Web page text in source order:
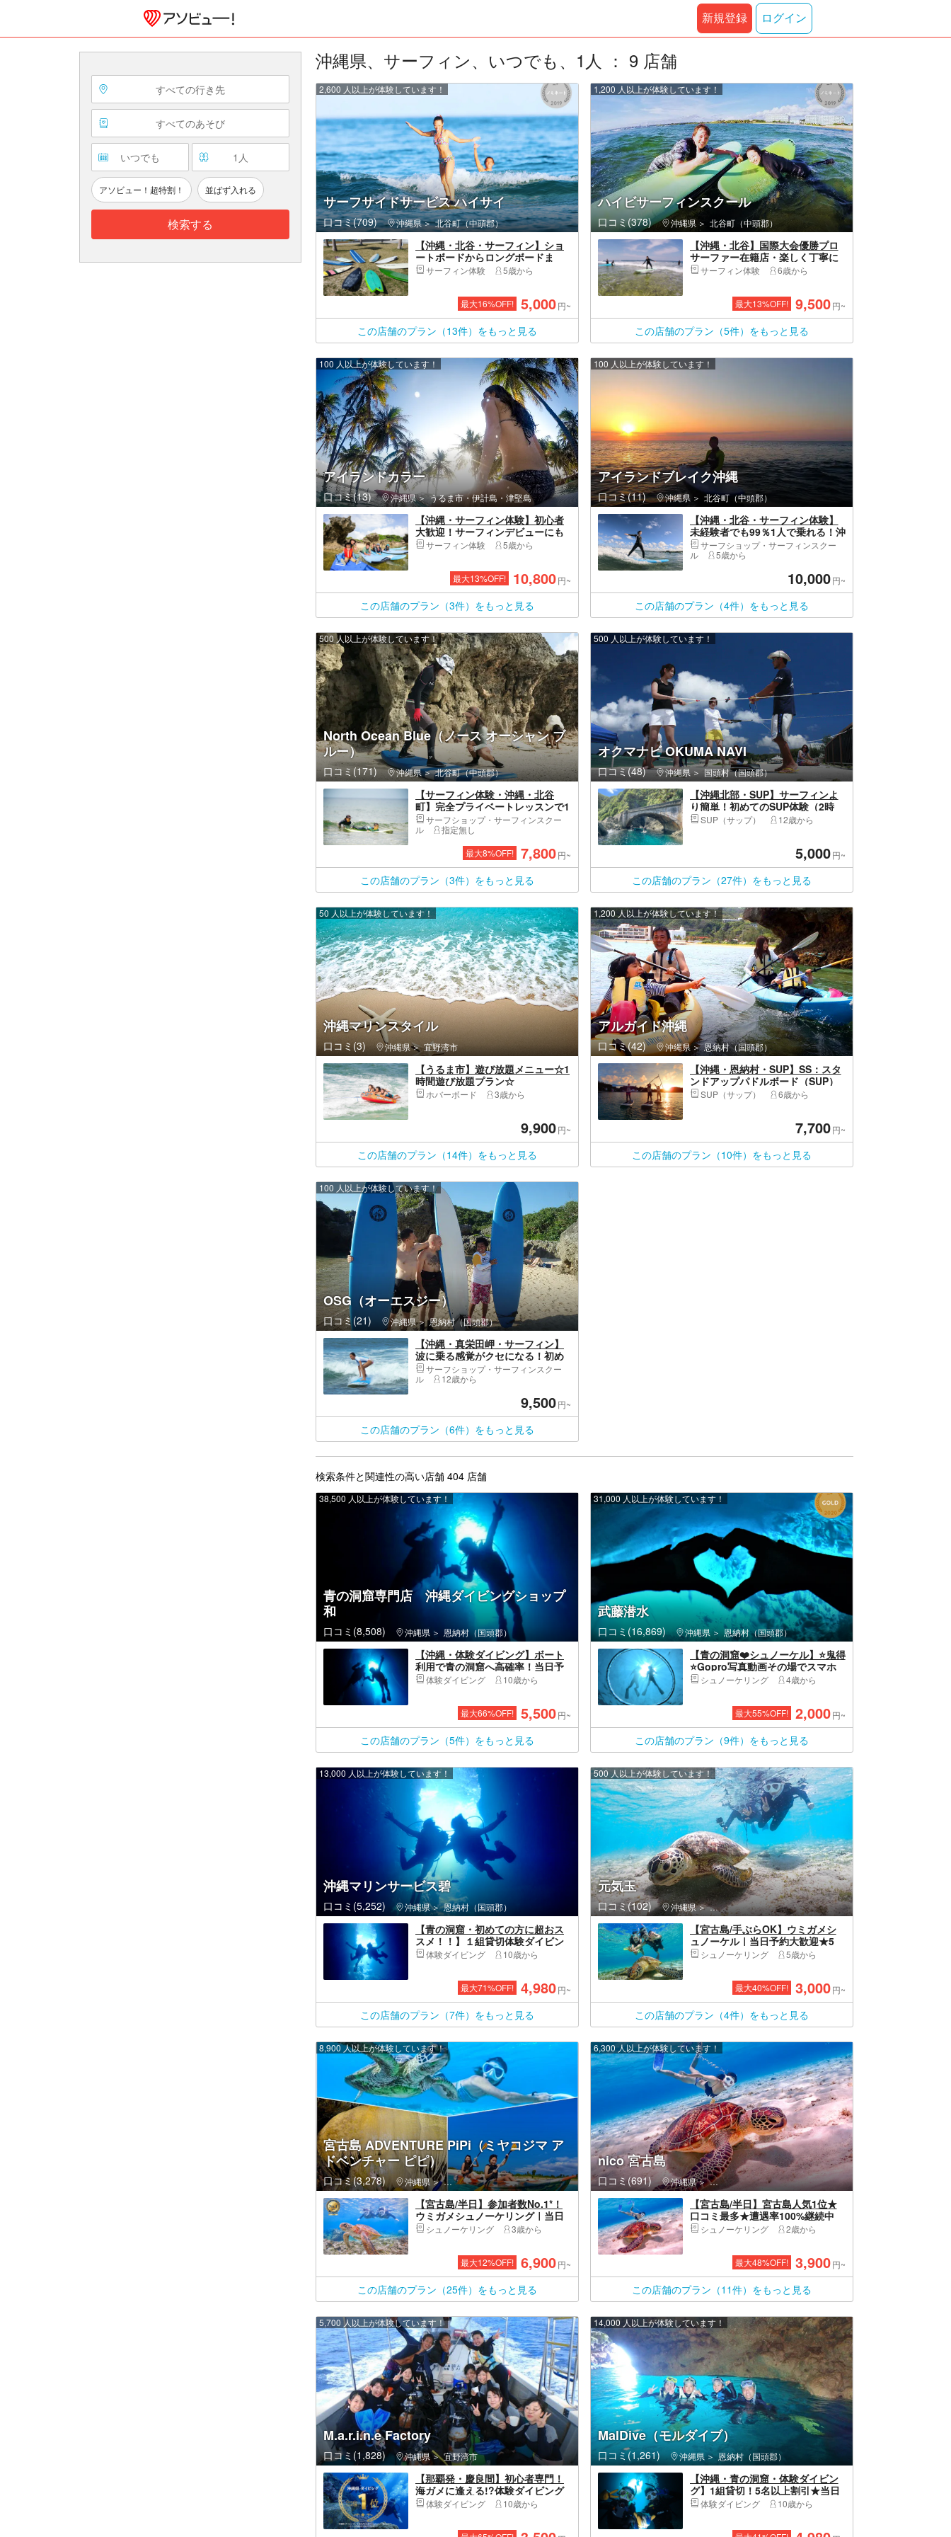
新規登録 ログイン
すべての行き先
すべてのあそび
いつでも 1 人
アソビュー！超特割！ 並ばず入れる
検索する
沖縄県、サーフィン、いつでも、1人 ： 9 店舗
サーフサイドサービス ハイサイ
口コミ(709) 沖縄県 北谷町（中頭郡）
2,600 人以上が体験しています！
【沖縄・北谷・サーフィン】ショ
ートボードからロングボードま
で！サーフボードレンタル
サーフィン体験 5歳から
最大16%OFF! 5,000円~
この店舗のプラン（13件）をもっと見る
ハイビサーフィンスクール
口コミ(378) 沖縄県 北谷町（中頭郡）
1,200 人以上が体験しています！
【沖縄・北谷】国際大会優勝プロ
サーファー在籍店・楽しく丁寧に
教えています！未経験者歓迎、体
サーフィン体験 6歳から
最大13%OFF! 9,500円~
この店舗のプラン（5件）をもっと見る
アイランドカラー
口コミ(13) 沖縄県 うるま市・伊計島・津堅島
100 人以上が体験しています！
【沖縄・サーフィン体験】初心者
大歓迎！サーフィンデビューにも
オススメプラン！（サーフィン未
サーフィン体験 5歳から
最大13%OFF! 10,800円~
この店舗のプラン（3件）をもっと見る
アイランドブレイク沖縄
口コミ(11) 沖縄県 北谷町（中頭郡）
100 人以上が体験しています！
【沖縄・北谷・サーフィン体験】
未経験者でも99％1人で乗れる！沖
縄現役トップサーファーによるサ
ーフィンスクール✴︎GOPRO写真付
サーフショップ・サーフィンスクー
ル
5歳から
10,000円~
この店舗のプラン（4件）をもっと見る
North Ocean Blue（ノース オーシャン ブ
ルー）
口コミ(171) 沖縄県 北谷町（中頭郡）
500 人以上が体験しています！
【サーフィン体験・沖縄・北谷
町】完全プライベートレッスンで1
人でも安心！地元の常連さんから
もお墨付きの丁寧な指導で初めて
の波乗り体験！
サーフショップ・サーフィンスクー
ル
指定無し
最大8%OFF! 7,800円~
この店舗のプラン（3件）をもっと見る
オクマナビ OKUMA NAVI
口コミ(48) 沖縄県 国頭村（国頭郡）
500 人以上が体験しています！
【沖縄北部・SUP】サーフィンよ
り簡単！初めてのSUP体験（2時
間）SUP（サップ） 12歳から
5,000円~
この店舗のプラン（27件）をもっと見る
沖縄マリンスタイル
口コミ(3) 沖縄県 宜野湾市
50 人以上が体験しています！
【うるま市】遊び放題メニュー☆1
時間遊び放題プラン☆
ホバーボード 3歳から
9,900円~
この店舗のプラン（14件）をもっと見る
アルガイド沖縄
口コミ(42) 沖縄県 恩納村（国頭郡）
1,200 人以上が体験しています！
【沖縄・恩納村・SUP】SS：スタ
ンドアップパドルボード（SUP）
でサンセットの冒険（1.5時間）英
SUP（サップ） 6歳から
7,700円~
この店舗のプラン（10件）をもっと見る
OSG（オーエスジー）
口コミ(21) 沖縄県 恩納村（国頭郡）
100 人以上が体験しています！
【沖縄・真栄田岬・サーフィン】
波に乗る感覚がクセになる！初め
てのサーフィンプラン
サーフショップ・サーフィンスクー
ル
12歳から
9,500円~
この店舗のプラン（6件）をもっと見る
検索条件と関連性の高い店舗 404 店舗
青の洞窟専門店 沖縄ダイビングショップ
和
口コミ(8,508) 沖縄県 恩納村（国頭郡）
38,500 人以上が体験しています！
【沖縄・体験ダイビング】ボート
利用で青の洞窟へ高確率！当日予
約OK&現地決済OK！1組貸切初心
／ダイソン・ReFaドライヤー完備
の快適施設｜手ぶらでOK
体験ダイビング 10歳から
最大66%OFF! 5,500円~
この店舗のプラン（5件）をもっと見る
武藤潜水
口コミ(16,869) 沖縄県 恩納村（国頭郡）
31,000 人以上が体験しています！
【青の洞窟❤️シュノーケル】⭐️鬼得
⭐️Gopro写真動画その場でスマホ
無料転送❤️タオルサンダル餌あげ
シュノーケリング 4歳から
最大55%OFF! 2,000円~
この店舗のプラン（9件）をもっと見る
沖縄マリンサービス碧
口コミ(5,252) 沖縄県 恩納村（国頭郡）
13,000 人以上が体験しています！
【青の洞窟・初めての方に超おス
スメ！！】１組貸切体験ダイビン
グ開催プラン／女性スタッフ在籍
らでOK／当日予約・初心者、泳げ
ない方大歓迎！☆シャワー、ドラ
イヤー完備
体験ダイビング 10歳から
最大71%OFF! 4,980円~
この店舗のプラン（7件）をもっと見る
元気玉
口コミ(102) 沖縄県 宮古島・伊良部島・宮古島市
500 人以上が体験しています！
【宮古島/手ぶらOK】ウミガメシ
ュノーケル｜当日予約大歓迎★5
歳〜OK｜写真動画無料プレゼント
シュノーケリング 5歳から
最大40%OFF! 3,000円~
この店舗のプラン（4件）をもっと見る
宮古島 ADVENTURE PiPi（ミヤコジマ ア
ドベンチャー ピピ）
口コミ(3,278) 沖縄県 宮古島・伊良部島・宮古島市
8,900 人以上が体験しています！
【宮古島/半日】参加者数No.1*！
ウミガメシュノーケリング｜当日
予約OK｜高画質写真・送迎・機材
シュノーケリング 3歳から
最大12%OFF! 6,900円~
この店舗のプラン（25件）をもっと見る
nico 宮古島
口コミ(691) 沖縄県 宮古島・伊良部島・宮古島市
6,300 人以上が体験しています！
【宮古島/半日】宮古島人気1位★
口コミ最多★遭遇率100%継続中
【ウミガメ・ニモ・珊瑚シュノー
様歓迎《女性ガイド指定可》
シュノーケリング 2歳から
最大48%OFF! 3,900円~
この店舗のプラン（11件）をもっと見る
M.a.r.i.n.e Factory
口コミ(1,828) 沖縄県 宜野湾市
5,700 人以上が体験しています！
【那覇発・慶良間】初心者専門！
海ガメに逢える!?体験ダイビング
｜カメラレンタル付｜2025年4月
グ」第１位
体験ダイビング 10歳から
MalDive（モルダイブ）
口コミ(1,261) 沖縄県 恩納村（国頭郡）
14,000 人以上が体験しています！
【沖縄・青の洞窟・体験ダイビン
グ】1組貸切！5名以上割引★当日
予約OK！高画質GoPro写真・動画
料！タオル、サンダル貸し出し無
体験ダイビング 10歳から